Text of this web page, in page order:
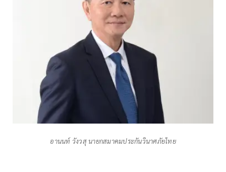
อานนท์ วังวสุ นายกสมาคมประกันวินาศภัยไทย